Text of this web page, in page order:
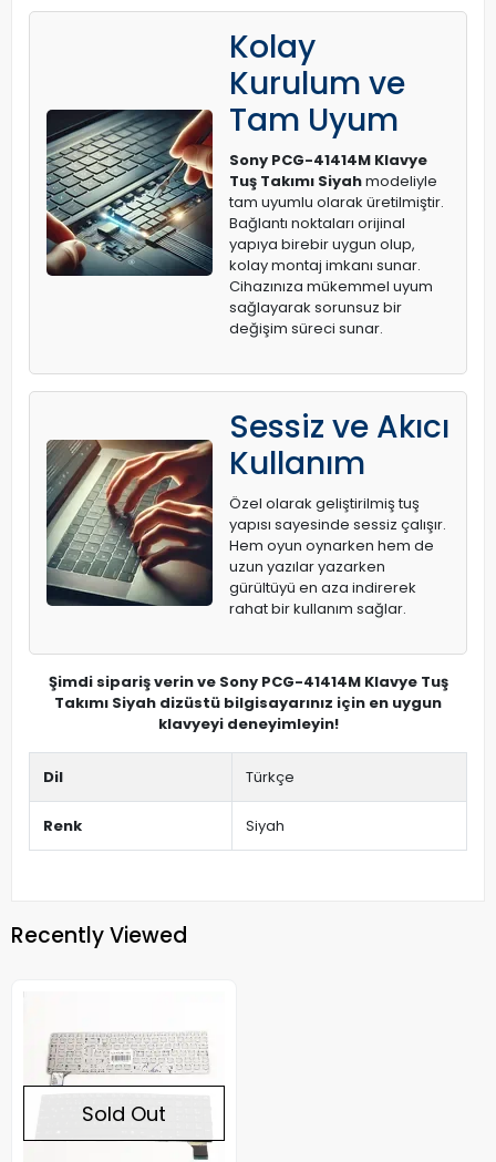
Kolay
Kurulum ve
Tam Uyum
Sony PCG-41414M Klavye
Tuş Takımı Siyahmodeliyle
tam uyumlu olarak üretilmiştir.
Bağlantı noktaları orijinal
yapıya birebir uygun olup,
kolay montaj imkanı sunar.
Cihazınıza mükemmel uyum
sağlayarak sorunsuz bir
değişim süreci sunar.
Sessiz ve Akıcı
Kullanım
Özel olarak geliştirilmiş tuş
yapısı sayesinde sessiz çalışır.
Hem oyun oynarken hem de
uzun yazılar yazarken
gürültüyü en aza indirerek
rahat bir kullanım sağlar.
Şimdi sipariş verin ve Sony PCG-41414M Klavye Tuş
Takımı Siyah dizüstü bilgisayarınız için en uygun
klavyeyi deneyimleyin!
Dil Türkçe
Renk Siyah
Recently Viewed
Sold Out